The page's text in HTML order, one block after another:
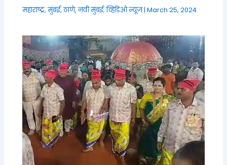
महाराष्ट्र,मुंबई, ठाणे, नवी मुंबई,व्हिडिओ न्यूज|March 25, 2024